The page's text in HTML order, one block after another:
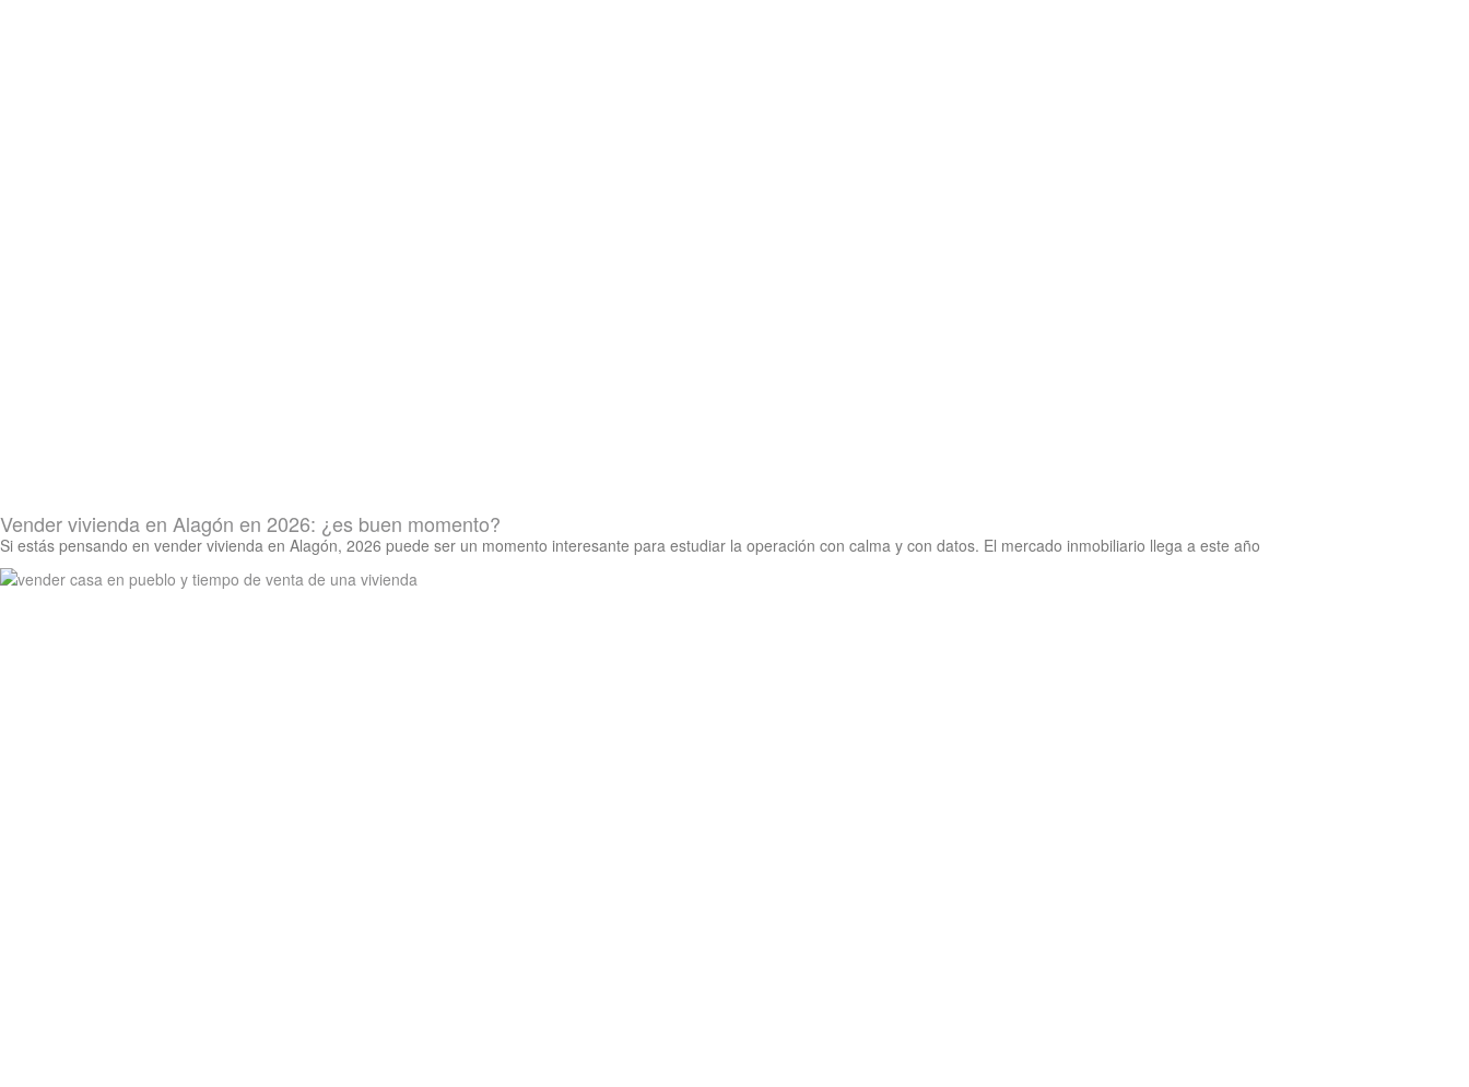
Vender vivienda en Alagón en 2026: ¿es buen momento?
Si estás pensando en vender vivienda en Alagón, 2026 puede ser un momento interesante para estudiar la operación con calma y con datos. El mercado inmobiliario llega a este año